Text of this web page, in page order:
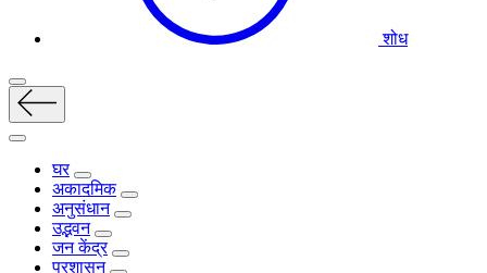
शोध
घर
अकादमिक
अनुसंधान
उद्भवन
जन केंद्र
प्रशासन